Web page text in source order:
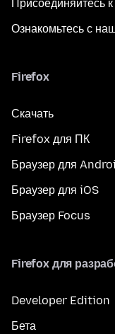
Присоединяйтесь
Ознакомьтесь с
Firefox
Скачать
Firefox для ПК
Браузер для
Браузер для iOS
Браузер Focus
Firefox для
Developer Edition
Бета